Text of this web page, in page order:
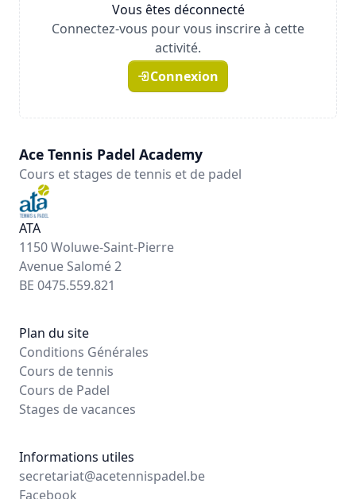
Vous êtes déconnecté
Connectez-vous pour vous inscrire à cette
activité.
Connexion
Ace Tennis Padel Academy
Cours et stages de tennis et de padel
ATA
1150 Woluwe-Saint-Pierre
Avenue Salomé 2
BE 0475.559.821
Plan du site
Conditions Générales
Cours de tennis
Cours de Padel
Stages de vacances
Informations utiles
secretariat@acetennispadel.be
Facebook